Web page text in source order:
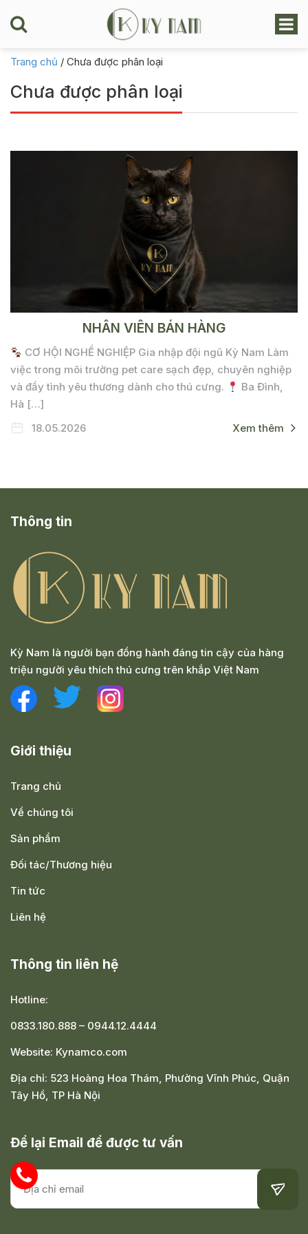
Trang chủ / Chưa được phân loại
Chưa được phân loại
NHÂN VIÊN BÁN HÀNG
CƠ HỘI NGHỀ NGHIỆP Gia nhập đội ngũ Kỳ Nam Làm
việc trong môi trường pet care sạch đẹp, chuyên nghiệp
và đầy tình yêu thương dành cho thú cưng.
Ba Đình,
Hà […]
18.05.2026
Xem thêm
Thông tin
Kỳ Nam là người bạn đồng hành đáng tin cậy của hàng
triệu người yêu thích thú cưng trên khắp Việt Nam
Giới thiệu
Trang chủ
Về chúng tôi
Sản phẩm
Đối tác/Thương hiệu
Tin tức
Liên hệ
Thông tin liên hệ
Hotline:
0833.180.888 – 0944.12.4444
Website: Kynamco.com
Địa chỉ: 523 Hoàng Hoa Thám, Phường Vĩnh Phúc, Quận
Tây Hồ, TP Hà Nội
Để lại Email để được tư vấn